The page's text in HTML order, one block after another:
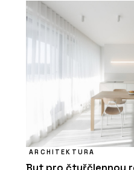
ARCHITEKTURA